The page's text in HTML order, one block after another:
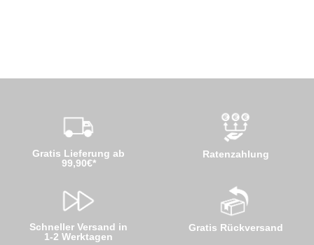
Gratis Lieferung ab
99,90€*
Schneller Versand in
1-2 Werktagen
Ratenzahlung
Gratis Rückversand